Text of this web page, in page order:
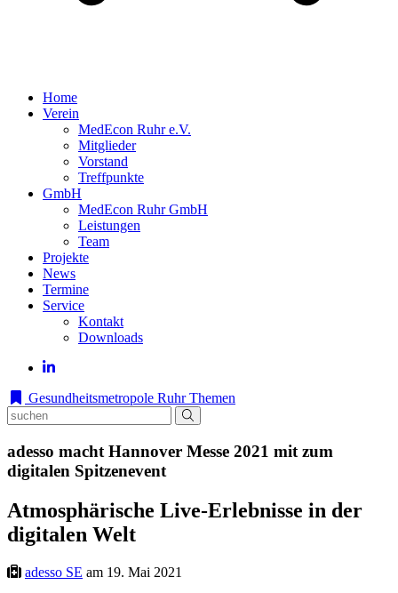
Home
Verein
MedEcon Ruhr e.V.
Mitglieder
Vorstand
Treffpunkte
GmbH
MedEcon Ruhr GmbH
Leistungen
Team
Projekte
News
Termine
Service
Kontakt
Downloads
Gesundheitsmetropole Ruhr Themen
adesso macht Hannover Messe 2021 mit zum
digitalen Spitzenevent
Atmosphärische Live-Erlebnisse in der
digitalen Welt
adesso SE am 19. Mai 2021